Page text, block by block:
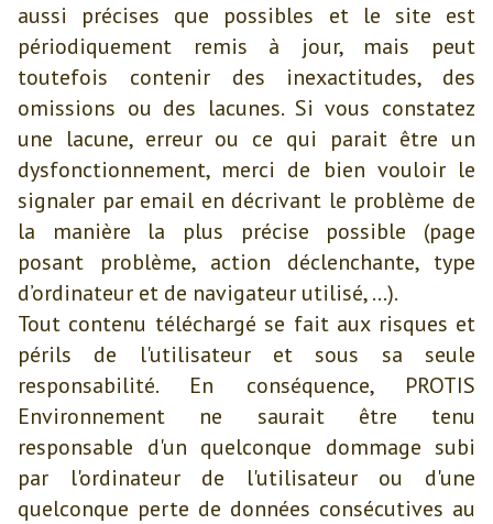
aussi précises que possibles et le site est
périodiquement remis à jour, mais peut
toutefois contenir des inexactitudes, des
omissions ou des lacunes. Si vous constatez
une lacune, erreur ou ce qui parait être un
dysfonctionnement, merci de bien vouloir le
signaler par email en décrivant le problème de
la manière la plus précise possible (page
posant problème, action déclenchante, type
d’ordinateur et de navigateur utilisé, …).
Tout contenu téléchargé se fait aux risques et
périls de l'utilisateur et sous sa seule
responsabilité. En conséquence, PROTIS
Environnement ne saurait être tenu
responsable d'un quelconque dommage subi
par l'ordinateur de l'utilisateur ou d'une
quelconque perte de données consécutives au